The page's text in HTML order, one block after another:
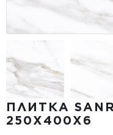
ПЛИТКА
250Х400X6